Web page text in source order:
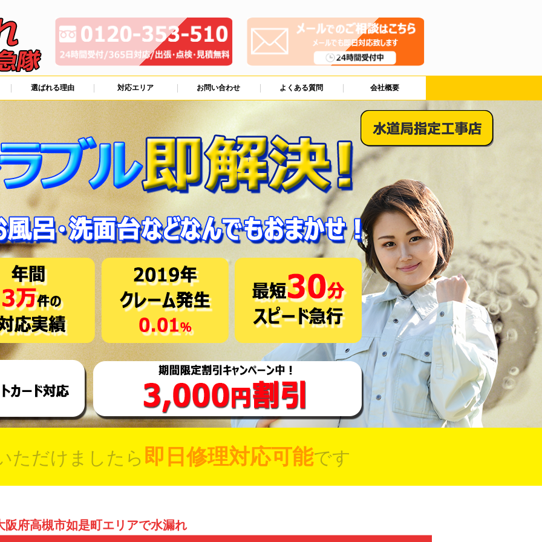
選ばれる理由 対応エリア お問い合わせ よくある質問 会社概要
ただけましたら 即日修理対応可能です
阪府高槻市如是町エリアで水漏れ